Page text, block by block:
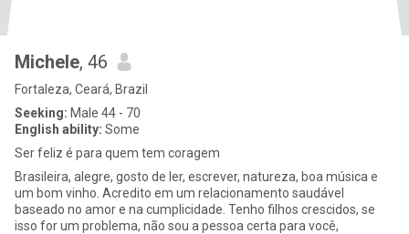
Michele, 46
Fortaleza, Ceará, Brazil
Seeking: Male 44 - 70
English ability: Some
Ser feliz é para quem tem coragem
Brasileira, alegre, gosto de ler, escrever, natureza, boa música e
um bom vinho. Acredito em um relacionamento saudável
baseado no amor e na cumplicidade. Tenho filhos crescidos, se
isso for um problema, não sou a pessoa certa para você,